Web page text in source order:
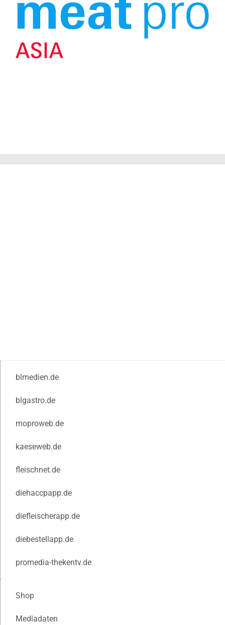
blmedien.de
blgastro.de
moproweb.de
kaeseweb.de
fleischnet.de
diehaccpapp.de
diefleischerapp.de
diebestellapp.de
promedia-thekentv.de
Shop
Mediadaten